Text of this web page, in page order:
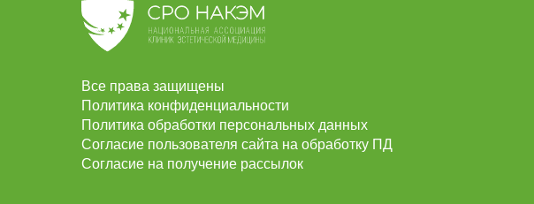
Все права защищены
Политика конфиденциальности
Политика обработки персональных данных
Согласие пользователя сайта на обработку ПД
Согласие на получение рассылок